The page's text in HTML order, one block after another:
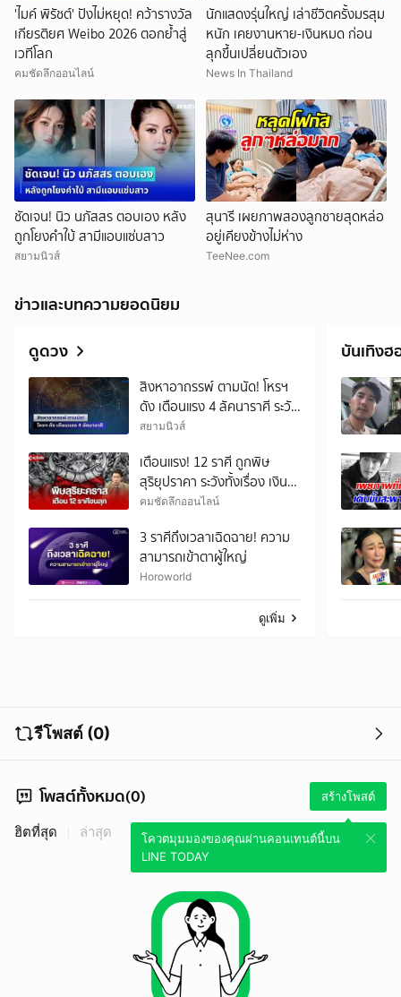
'ไมค์ พิรัชต์' ปังไม่หยุด! คว้ารางวัล
เกียรติยศ Weibo 2026 ตอกย้ำสู่
เวทีโลก
คมชัดลึกออนไลน์
นักแสดงรุ่นใหญ่ เล่าชีวิตครั้งมรสุม
หนัก เคยงานหาย-เงินหมด ก่อน
ลุกขึ้นเปลี่ยนตัวเอง
News In Thailand
ชัดเจน! นิว นภัสสร ตอบเอง หลัง
ถูกโยงคำใบ้ สามีแอบแซ่บสาว
สยามนิวส์
สุนารี เผยภาพสองลูกชายสุดหล่อ
อยู่เคียงข้างไม่ห่าง
TeeNee.com
ข่าวและบทความยอดนิยม
ดูดวง
สิงหาอาถรรพ์ ตามนัด! โหรฯ
ดัง เตือนแรง 4 ลัคนาราศี ระวัง
เอาไว้ให้ดี
สยามนิวส์
เตือนแรง! 12 ราศี ถูกพิษ
สุริยุปราคา ระวังทั้งเรื่อง เงิน
งาน รัก สุขภาพ
คมชัดลึกออนไลน์
3 ราศีถึงเวลาเฉิดฉาย! ความ
สามารถเข้าตาผู้ใหญ่
Horoworld
ดูเพิ่ม
บันเทิง
รีโพสต์ (0)
โพสต์ทั้งหมด(0) สร้างโพสต์
โควตมุมมองของคุณผ่านคอนเทนต์นี้บน
LINE TODAY
ฮิตที่สุด ล่าสุด